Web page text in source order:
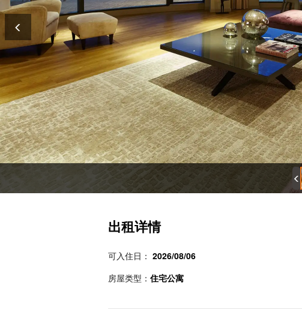
出租详情
可入住日： 2026/08/06
房屋类型： 住宅公寓